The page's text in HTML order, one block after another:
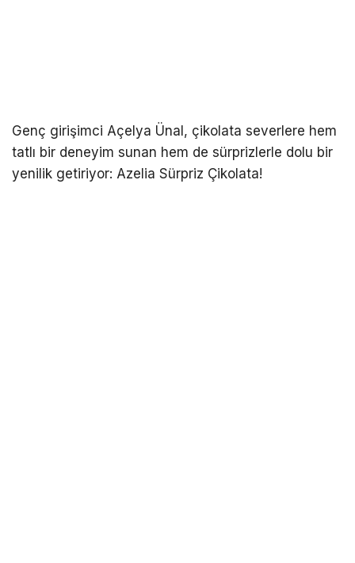
Genç girişimci Açelya Ünal, çikolata severlere hem
tatlı bir deneyim sunan hem de sürprizlerle dolu bir
yenilik getiriyor: Azelia Sürpriz Çikolata!